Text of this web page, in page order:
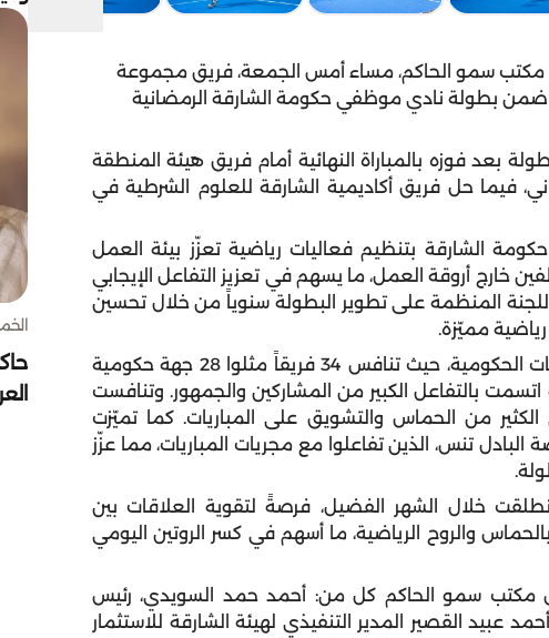
مكتب سمو الحاكم، مساء أمس الجمعة، فريق مجموعة
ضمن بطولة نادي موظفي حكومة الشارقة الرمضانية
فوزه بالمباراة النهائية أمام فريق هيئة المنطقة
فيما حل فريق أكاديمية الشارقة للعلوم الشرطية في
الشارقة بتنظيم فعاليات رياضية تعزّز بيئة العمل
خارج أروقة العمل، ما يسهم في تعزيز التفاعل الإيجابي
المنظمة على تطوير البطولة سنوياً من خلال تحسين
مميّزة.
وشهدت البطولة إقبالاً كبيراً من موظفي الجهات الحكومية، حيث تنافس 34 فريقاً مثلوا 28 جهة حكومية
اتسمت بالتفاعل الكبير من المشاركين والجمهور. وتنافست
من الحماس والتشويق على المباريات. كما تميّزت
تنس، الذين تفاعلوا مع مجريات المباريات، مما عزّز
خلال الشهر الفضيل، فرصةً لتقوية العلاقات بين
والروح الرياضية، ما أسهم في كسر الروتين اليومي
مكتب سمو الحاكم كل من: أحمد حمد السويدي، رئيس
القصير المدير التنفيذي لهيئة الشارقة للاستثمار
الخميس